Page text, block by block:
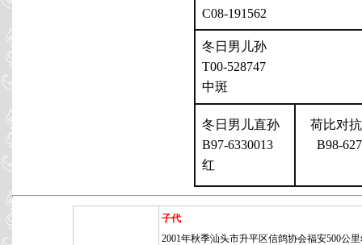
C08-191562
冬日男儿孙
T00-528747
中斑
冬日男儿直孙
B97-6330013
红
荷比对
B98-
子代
2001年秋季汕头市升平区信鸽协会福安500公